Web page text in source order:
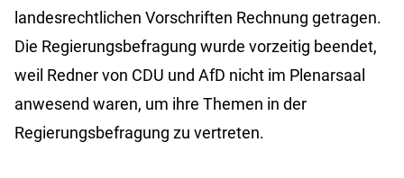
landesrechtlichen Vorschriften Rechnung getragen.
Die Regierungsbefragung wurde vorzeitig beendet,
weil Redner von CDU und AfD nicht im Plenarsaal
anwesend waren, um ihre Themen in der
Regierungsbefragung zu vertreten.